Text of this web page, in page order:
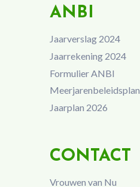
ANBI
Jaarverslag 2024
Jaarrekening 2024
Formulier ANBI
Meerjarenbeleidsplan
Jaarplan 2026
CONTACT
Vrouwen van Nu